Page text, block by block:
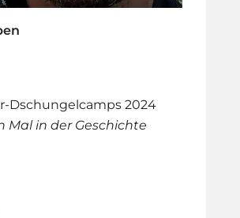
Dschungelcamps 2024
Mal in der Geschichte